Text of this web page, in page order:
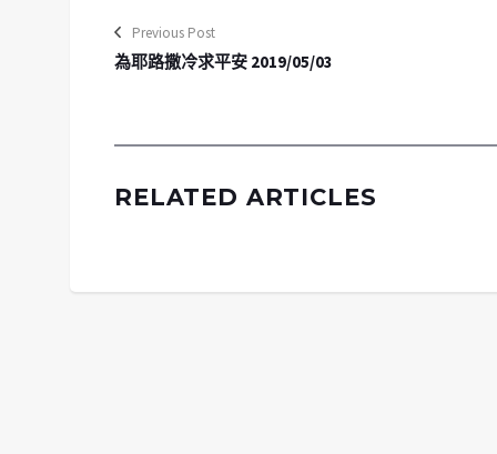
Previous Post
為耶路撒冷求平安 2019/05/03
RELATED ARTICLES